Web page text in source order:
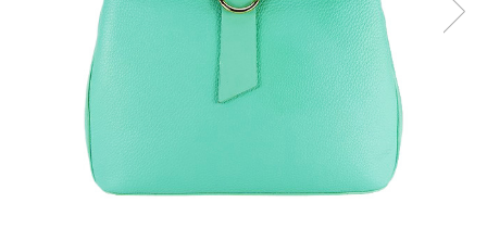
Incaltamine primavara-vara piele
Imbracaminte
Camasi si topuri
Blugi si pantaloni
Pulovere si cardigane